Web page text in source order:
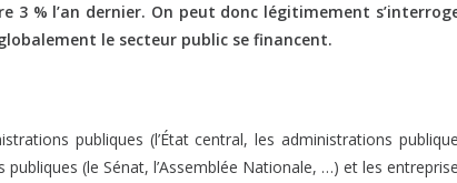
3 % l’an dernier. On peut donc légitimement
le secteur public se financent.
publiques (l’État central, les administrations
(le Sénat, l’Assemblée Nationale, …) et les